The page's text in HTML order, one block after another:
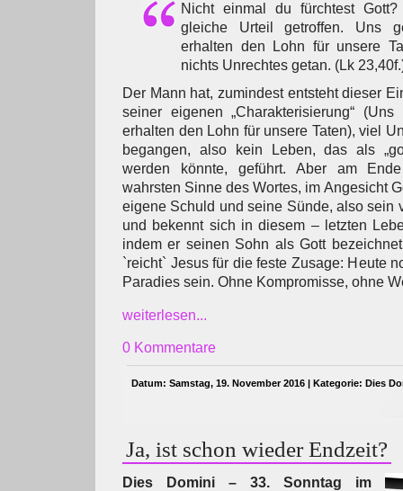
Nicht einmal du fürchtest
gleiche Urteil getroffen. Uns
erhalten den Lohn für unsere
nichts Unrechtes getan. (Lk
Der Mann hat, zumindest entsteht dieser
seiner eigenen „Charakterisierung“
erhalten den Lohn für unsere Taten), viel
begangen, also kein Leben, das als
werden könnte, geführt. Aber am
wahrsten Sinne des Wortes, im Angesicht
eigene Schuld und seine Sünde, also sein
und bekennt sich in diesem – letzten
indem er seinen Sohn als Gott
`reicht` Jesus für die feste Zusage: Heute
Paradies sein. Ohne Kompromisse, ohne
weiterlesen...
0 Kommentare
Datum: Samstag, 19. November 2016 | Kategorie: Dies
Ja, ist schon wieder Endzeit?
Dies Domini – 33. Sonntag im